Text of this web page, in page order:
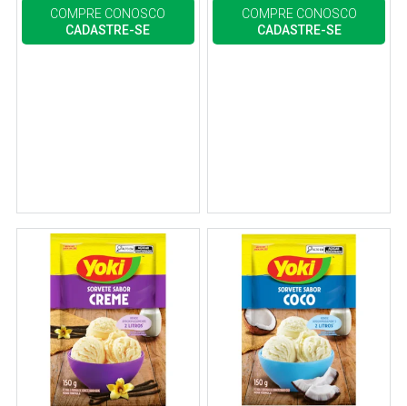
COMPRE CONOSCO
CADASTRE-SE
COMPRE CONOSCO
CADASTRE-SE